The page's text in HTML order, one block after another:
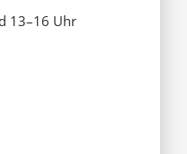
13–16 Uhr